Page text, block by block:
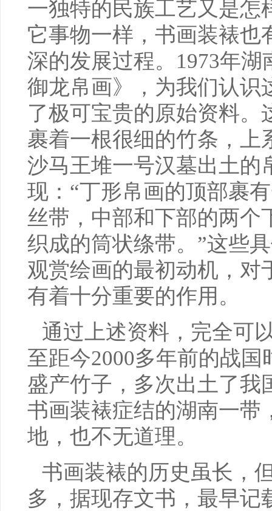
一独特的民族工艺又是怎
它事物一样，书画装裱也
深的发展过程。1973年
御龙帛画》，为我们认识
了极可宝贵的原始资料。
裹着一根很细的竹条，上
沙马王堆一号汉墓出土的
现：“丁形帛画的顶部裹
丝带，中部和下部的两个
织成的筒状绦带。”这些
观赏绘画的最初动机，对
有着十分重要的作用。
通过上述资料，完全可
至距今2000多年前的战
盛产竹子，多次出土了我
书画装裱症结的湖南一带
地，也不无道理。
书画装裱的历史虽长，
多，据现存文书，最早记